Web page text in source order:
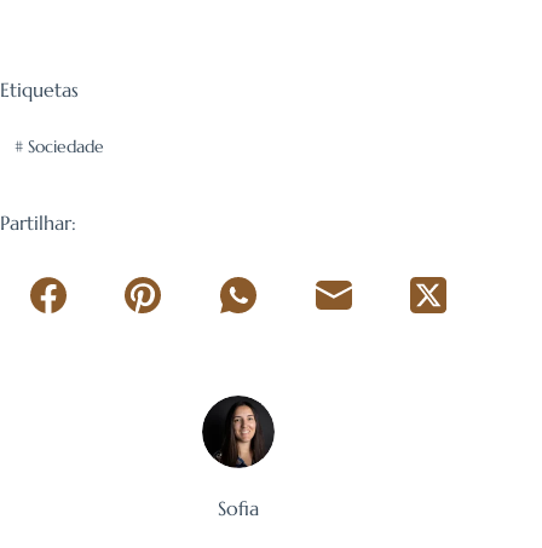
Etiquetas
#Sociedade
Partilhar:
Sofia